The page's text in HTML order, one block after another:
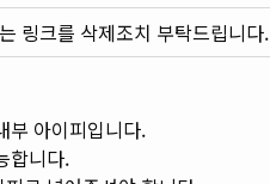
링크를 삭제조치 부탁드립니다.
부 아이피입니다.
합니다.